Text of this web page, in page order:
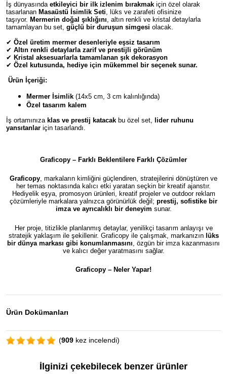
İş dünyasında etkileyici bir ilk izlenim bırakmak için özel olarak
tasarlanan Masaüstü İsimlik Seti, lüks ve zarafeti ofisinize
taşıyor. Mermerin doğal şıklığını, altın renkli ve kristal detaylarla
tamamlayan bu set, güçlü bir duruşun simgesi olacak.
✔ Özel üretim mermer desenleriyle eşsiz tasarım
✔ Altın renkli detaylarla zarif ve prestijli görünüm
✔ Kristal aksesuarlarla tamamlanan şık dekorasyon
✔ Özel kutusunda, hediye için mükemmel bir seçenek sunar.
Ürün İçeriği:
Mermer İsimlik (14x5 cm, 3 cm kalınlığında)
Özel tasarım kalem
İş ortamınıza klas ve prestij katacak bu özel set, lider ruhunu
yansıtanlar için tasarlandı.
Graficopy – Farklı Beklentilere Farklı Çözümler
Graficopy, markaların kimliğini güçlendiren, stratejilerini dönüştüren ve
her temas noktasında kalıcı etki yaratan seçkin bir kreatif ajanstır.
Hediyelik eşya, promosyon ürünleri, kreatif projeler ve outdoor reklam
çözümleriyle markalara yalnızca görünürlük değil; prestij, sofistike bir
imza ve ayrıcalıklı bir deneyim sunar.
Her proje, titizlikle planlanmış detaylar, yenilikçi tasarım anlayışı ve
stratejik yaklaşım ile şekillenir. Graficopy ile çalışmak, markanızın lüks
bir dünya markası gibi konumlanmasını , özgün bir imza kazanmasını
ve kalıcı değer yaratmasını sağlar.
Graficopy – Neler Yapar!
Ürün Dokümanları
(909 kez incelendi)
İlginizi çekebilecek benzer ürünler